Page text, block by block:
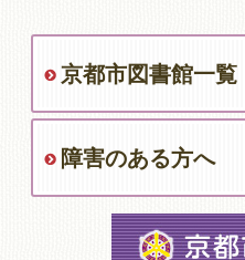
京都市図書館一覧
障害のある方へ